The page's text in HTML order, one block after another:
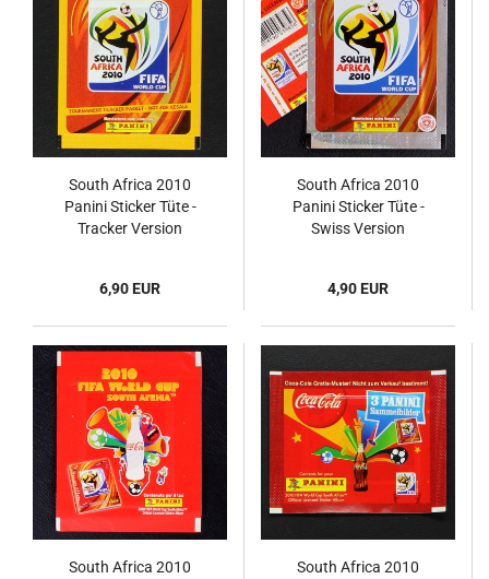
South Africa 2010
Panini Sticker Tüte -
Tracker Version
6,90 EUR
South Africa 2010
Panini Sticker Tüte -
Swiss Version
4,90 EUR
South Africa 2010 South Africa 2010